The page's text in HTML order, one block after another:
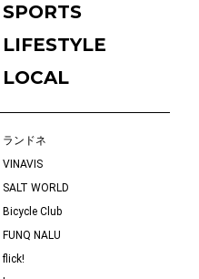
SPORTS
LIFESTYLE
LOCAL
ランドネ
VINAVIS
SALT WORLD
Bicycle Club
FUNQ NALU
flick!